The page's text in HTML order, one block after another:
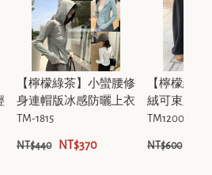
【檸檬綠茶】小蠻腰修
身連帽版冰感防曬上衣
TM-1815
NT$440 NT$370
【檸檬綠
絨可束腳休
TM1200
NT$600